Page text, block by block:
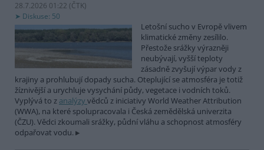
28.7.2026 01:22 (ČTK)
Diskuse: 50
Letošní sucho v Evropě vlivem
klimatické změny zesílilo.
Přestože srážky výrazněji
neubývají, vyšší teploty
zásadně zvyšují výpar vody z
krajiny a prohlubují dopady sucha. Oteplující se atmosféra je totiž
žíznivější a urychluje vysychání půdy, vegetace i vodních toků.
Vyplývá to z analýzy vědců z iniciativy World Weather Attribution
(WWA), na které spolupracovala i Česká zemědělská univerzita
(ČZU). Vědci zkoumali srážky, půdní vláhu a schopnost atmosféry
odpařovat vodu.